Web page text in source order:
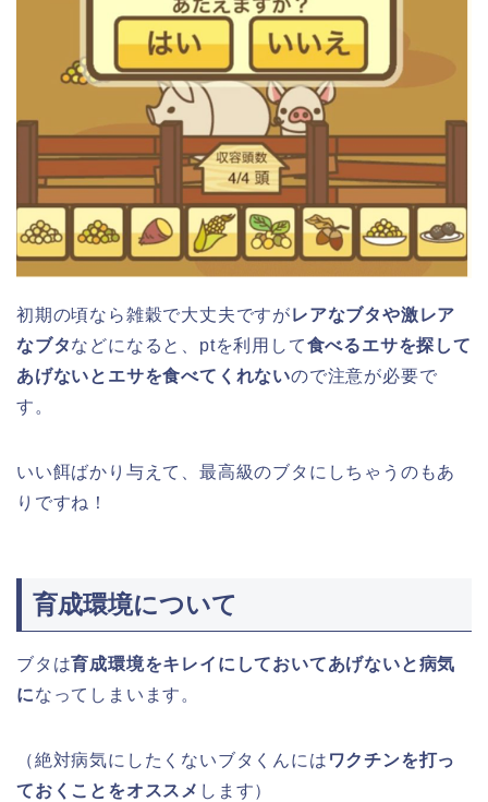
初期の頃なら雑穀で大丈夫ですがレアなブタや激レア
なブタなどになると、ptを利用して食べるエサを探して
あげないとエサを食べてくれないので注意が必要で
す。
いい餌ばかり与えて、最高級のブタにしちゃうのもあ
りですね！
育成環境について
ブタは育成環境をキレイにしておいてあげないと病気
になってしまいます。
（絶対病気にしたくないブタくんには ワクチンを打っ
ておくことをオススメ します）